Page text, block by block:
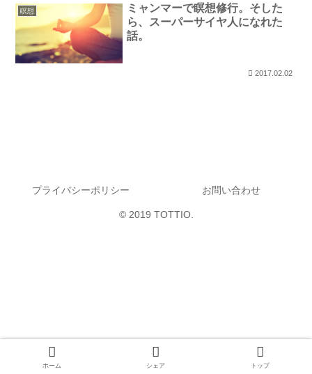
瞑想
ミャンマーで瞑想修行。そした
ら、スーパーサイヤ人になれた
話。
2017.02.02
プライバシーポリシー お問い合わせ
© 2019 TOTTIO.
ホーム シェア トップ